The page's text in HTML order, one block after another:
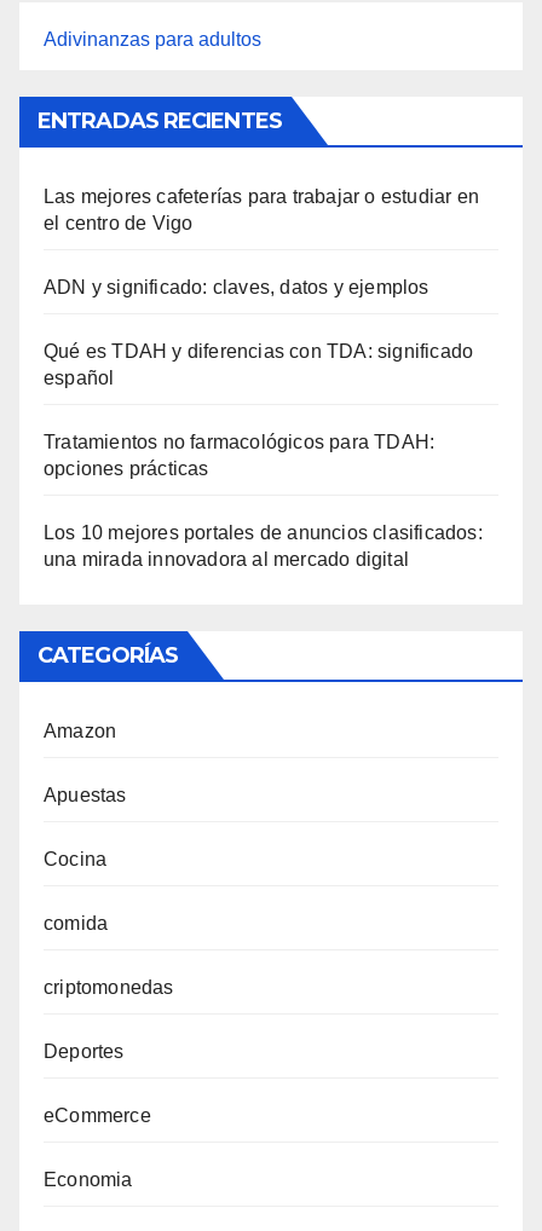
Adivinanzas para adultos
ENTRADAS RECIENTES
Las mejores cafeterías para trabajar o estudiar en
el centro de Vigo
ADN y significado: claves, datos y ejemplos
Qué es TDAH y diferencias con TDA: significado
español
Tratamientos no farmacológicos para TDAH:
opciones prácticas
Los 10 mejores portales de anuncios clasificados:
una mirada innovadora al mercado digital
CATEGORÍAS
Amazon
Apuestas
Cocina
comida
criptomonedas
Deportes
eCommerce
Economia